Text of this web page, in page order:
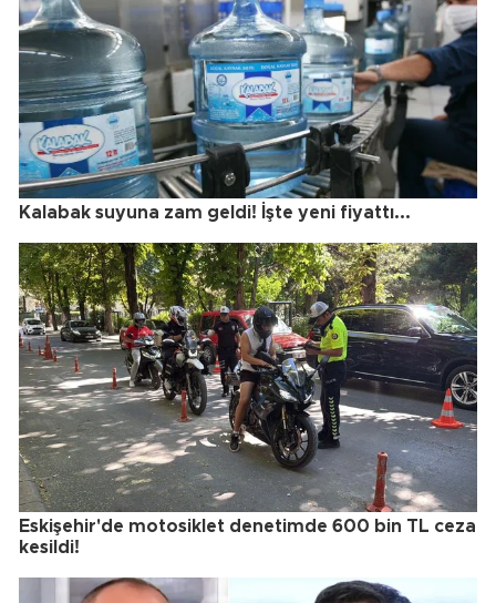
Kalabak suyuna zam geldi! İşte yeni fiyattı...
Eskişehir'de motosiklet denetimde 600 bin TL ceza
kesildi!